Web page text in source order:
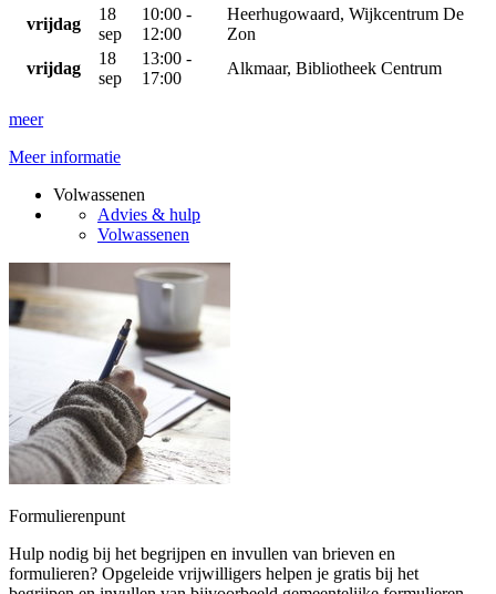
vrijdag
18
sep
10:00 -
12:00
Heerhugowaard, Wijkcentrum De
Zon
vrijdag
18
sep
13:00 -
17:00
Alkmaar, Bibliotheek Centrum
meer
Meer informatie
Volwassenen
Advies & hulp
Volwassenen
Formulierenpunt
Hulp nodig bij het begrijpen en invullen van brieven en
formulieren? Opgeleide vrijwilligers helpen je gratis bij het